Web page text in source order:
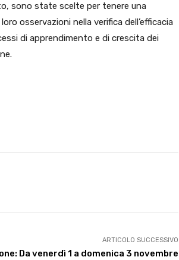
sono state scelte per tenere una
osservazioni nella verifica dell’efficacia
di apprendimento e di crescita dei
ARTICOLO SUCCESSIVO
Da venerdì 1 a domenica 3 novembre